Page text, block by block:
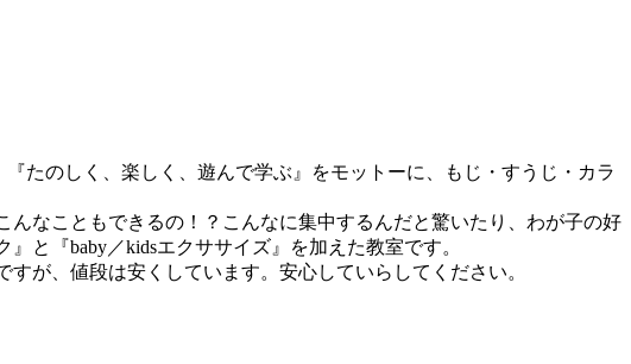
たのしく、楽しく、遊んで学ぶ』をモットーに、もじ・すうじ・カラ
なこともできるの！？こんなに集中するんだと驚いたり、わが子の好
と『baby／kidsエクササイズ』を加えた教室です。
が、値段は安くしています。安心していらしてください。